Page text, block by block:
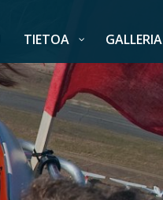
TIETOA GALLERIA